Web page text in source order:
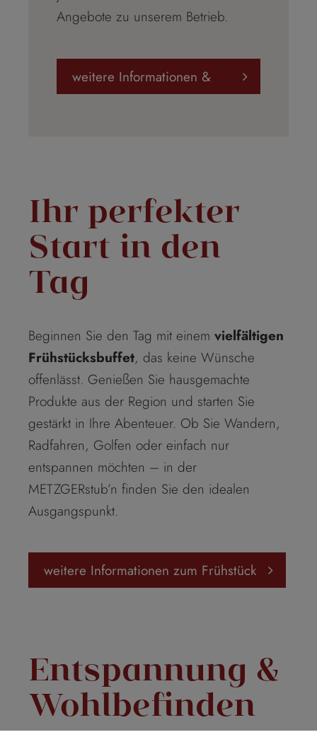
Angebote zu unserem Betrieb.
weitere Informationen &
Ihr perfekter
Start in den
Tag
Beginnen Sie den Tag mit einem vielfältigen
Frühstücksbuffet, das keine Wünsche
offenlässt. Genießen Sie hausgemachte
Produkte aus der Region und starten Sie
gestärkt in Ihre Abenteuer. Ob Sie Wandern,
Radfahren, Golfen oder einfach nur
entspannen möchten – in der
METZGERstub’n finden Sie den idealen
Ausgangspunkt.
weitere Informationen zum Frühstück
Entspannung &
Wohlbefinden